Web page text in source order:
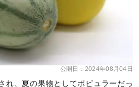
公開日： 2024年08月04日
れ、夏の果物としてポピュラーだっ